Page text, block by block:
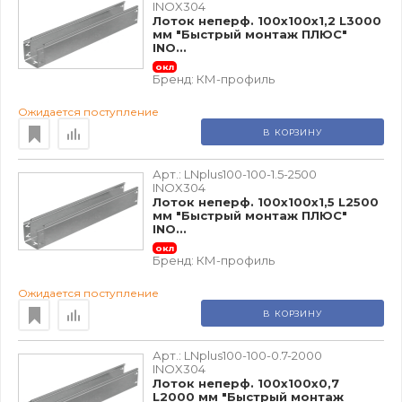
INOX304
Лоток неперф. 100х100х1,2 L3000
мм "Быстрый монтаж ПЛЮС"
INO...
окл
Бренд: КМ-профиль
Ожидается поступление
В КОРЗИНУ
Арт.: LNplus100-100-1.5-2500
INOX304
Лоток неперф. 100х100х1,5 L2500
мм "Быстрый монтаж ПЛЮС"
INO...
окл
Бренд: КМ-профиль
Ожидается поступление
В КОРЗИНУ
Арт.: LNplus100-100-0.7-2000
INOX304
Лоток неперф. 100х100х0,7
L2000 мм "Быстрый монтаж